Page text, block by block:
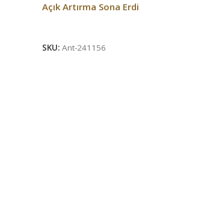
Açık Artırma Sona Erdi
SKU: Ant-241156